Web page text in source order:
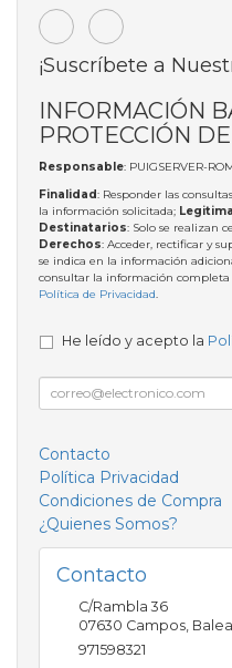
¡Suscríbete a
INFORMACIÓN
PROTECCIÓN
Responsable: PUIGSERVER-
Finalidad: Responder las
la información solicitada;
Destinatarios: Solo se realizan
Derechos: Acceder, rectificar y
se indica en la información
consultar la información completa
Política de Privacidad.
He leído y acepto la
Contacto
Política Privacidad
Condiciones de Compra
¿Quienes Somos?
Contacto
C/Rambla 36
07630 Campos
971598321